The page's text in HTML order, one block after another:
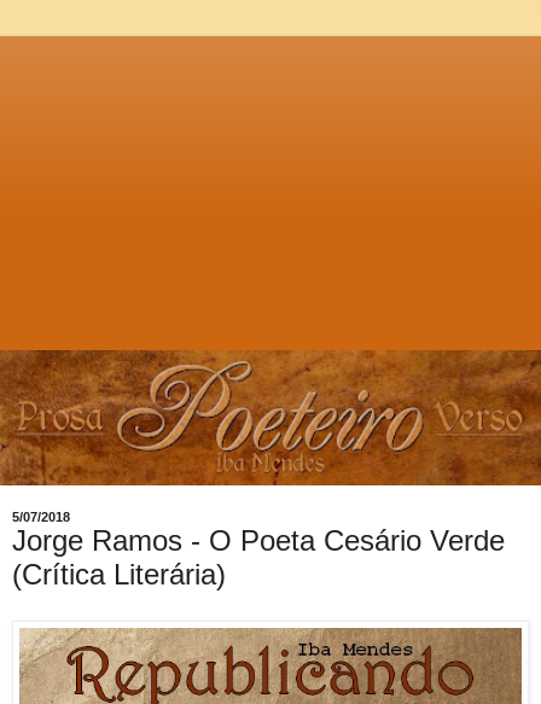
5/07/2018
Jorge Ramos - O Poeta Cesário Verde
(Crítica Literária)